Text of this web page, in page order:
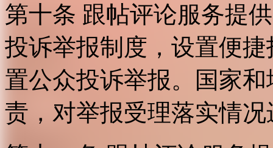
第十条 跟帖评论服务提
投诉举报制度，设置便
置公众投诉举报。国家
责，对举报受理落实情